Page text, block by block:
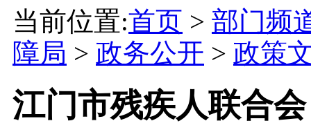
当前位置:首页 > 部门频
障局 > 政务公开 > 政策
江门市残疾人联合